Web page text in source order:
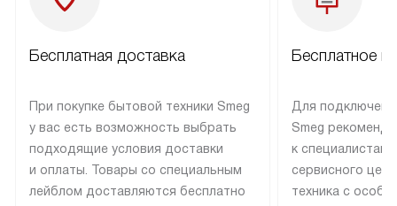
Бесплатная доставка
При покупке бытовой техники Smeg
у вас есть возможность выбрать
подходящие условия доставки
и оплаты. Товары со специальным
лейблом доставляются бесплатно
Бесплатное
Для
Smeg
к специалистам
сервисного
техника с